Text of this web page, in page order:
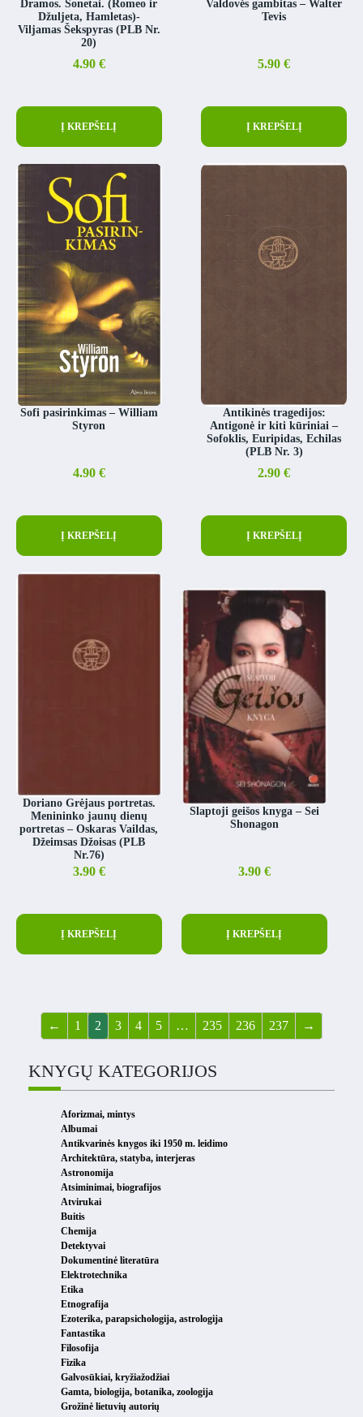
Dramos. Sonetai. (Romeo ir
Džuljeta, Hamletas)-
Viljamas Šekspyras (PLB Nr.
20)
4.90 €
Į KREPŠELĮ
Valdovės gambitas – Walter
Tevis
5.90€
Į KREPŠELĮ
Sofi pasirinkimas – William
Styron
4.90 €
Į KREPŠELĮ
Antikinės tragedijos:
Antigonė ir kiti kūriniai –
Sofoklis, Euripidas, Echilas
(PLB Nr. 3)
2.90€
Į KREPŠELĮ
Doriano Grėjaus portretas.
Menininko jaunų dienų
portretas – Oskaras Vaildas,
Džeimsas Džoisas (PLB
Nr.76)
3.90 €
Į KREPŠELĮ
Slaptoji geišos knyga – Sei
Shonagon
3.90 €
Į KREPŠELĮ
← 1 2 3 4 5 … 235 236 237 →
KNYGŲ KATEGORIJOS
Aforizmai, mintys
Albumai
Antikvarinės knygos iki 1950 m. leidimo
Architektūra, statyba, interjeras
Astronomija
Atsiminimai, biografijos
Atvirukai
Buitis
Chemija
Detektyvai
Dokumentinė literatūra
Elektrotechnika
Etika
Etnografija
Ezoterika, parapsichologija, astrologija
Fantastika
Filosofija
Fizika
Galvosūkiai, kryžiažodžiai
Gamta, biologija, botanika, zoologija
Grožinė lietuvių autorių